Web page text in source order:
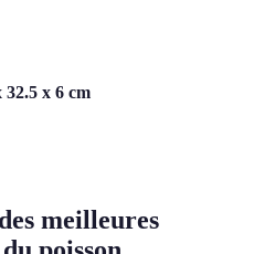
x 6 cm
meilleures